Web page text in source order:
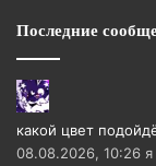
Последние
какой цвет
08.08.2026, 10:26